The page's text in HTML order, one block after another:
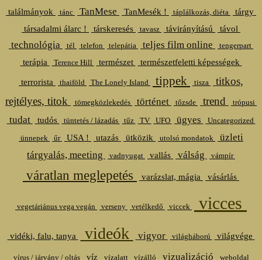
találmányok
tánc TanMese TanMesék ! táplálkozás, diéta
tárgy
társadalmi álarc !
társkeresés tavasz távirányítású távol
technológia tél telefon telepátia teljes film online tengerpart
terápia Terence Hill természet
természetfeletti képességek
terrorista
thaiföld The Lonely Island tippek tisza
titkos,
rejtélyes, titok
tömegközlekedés történet tőzsde trend trópusi
tudat tudós tüntetés / lázadás tűz TV UFO ügyes
Uncategorized
ünnepek
űr USA ! utazás ütközik utolsó mondatok
üzleti
tárgyalás, meeting
vadnyugat vallás válság vámpír
váratlan meglepetés varázslat, mágia vásárlás
vegetáriánus vega vegán verseny vetélkedő viccek vicces
vidéki, falu, tanya videók vigyor világháború világvége
vírus / járvány / oltás víz vízalatt vízálló vizualizáció weboldal